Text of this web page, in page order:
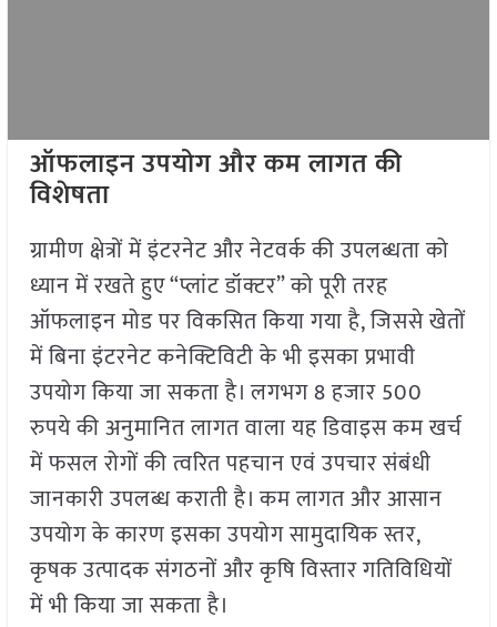
ऑफलाइन उपयोग और कम लागत की
विशेषता
ग्रामीण क्षेत्रों में इंटरनेट और नेटवर्क की उपलब्धता को
ध्यान में रखते हुए “प्लांट डॉक्टर” को पूरी तरह
ऑफलाइन मोड पर विकसित किया गया है, जिससे खेतों
में बिना इंटरनेट कनेक्टिविटी के भी इसका प्रभावी
उपयोग किया जा सकता है। लगभग 8 हजार 500
रुपये की अनुमानित लागत वाला यह डिवाइस कम खर्च
में फसल रोगों की त्वरित पहचान एवं उपचार संबंधी
जानकारी उपलब्ध कराती है। कम लागत और आसान
उपयोग के कारण इसका उपयोग सामुदायिक स्तर,
कृषक उत्पादक संगठनों और कृषि विस्तार गतिविधियों
में भी किया जा सकता है।